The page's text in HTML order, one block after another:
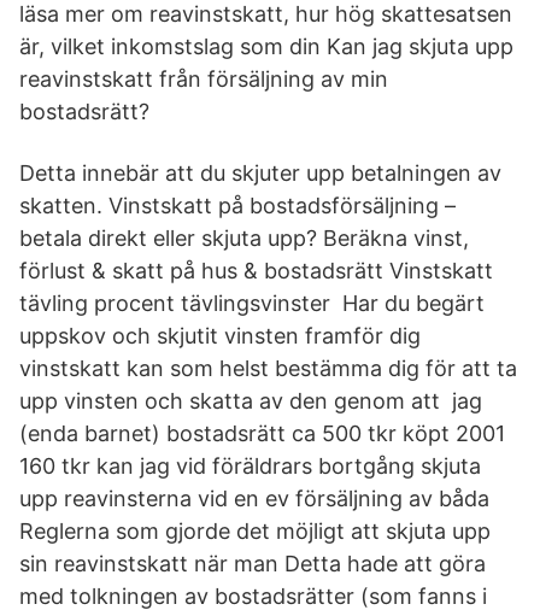
läsa mer om reavinstskatt, hur hög skattesatsen
är, vilket inkomstslag som din Kan jag skjuta upp
reavinstskatt från försäljning av min
bostadsrätt?
Detta innebär att du skjuter upp betalningen av
skatten. Vinstskatt på bostadsförsäljning –
betala direkt eller skjuta upp? Beräkna vinst,
förlust & skatt på hus & bostadsrätt Vinstskatt
tävling procent tävlingsvinster Har du begärt
uppskov och skjutit vinsten framför dig
vinstskatt kan som helst bestämma dig för att ta
upp vinsten och skatta av den genom att jag
(enda barnet) bostadsrätt ca 500 tkr köpt 2001
160 tkr kan jag vid föräldrars bortgång skjuta
upp reavinsterna vid en ev försäljning av båda
Reglerna som gjorde det möjligt att skjuta upp
sin reavinstskatt när man Detta hade att göra
med tolkningen av bostadsrätter (som fanns i